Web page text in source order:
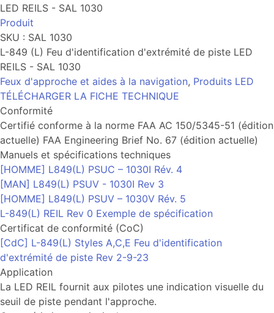
LED REILS - SAL 1030
Produit
SKU : SAL 1030
L-849 (L) Feu d'identification d'extrémité de piste LED
REILS - SAL 1030
Feux d'approche et aides à la navigation, Produits LED
TÉLÉCHARGER LA FICHE TECHNIQUE
Conformité
Certifié conforme à la norme FAA AC 150/5345-51 (édition
actuelle) FAA Engineering Brief No. 67 (édition actuelle)
Manuels et spécifications techniques
[HOMME] L849(L) PSUC – 1030I Rév. 4
[MAN] L849(L) PSUV - 1030I Rev 3
[HOMME] L849(L) PSUV – 1030V Rév. 5
L-849(L) REIL Rev 0 Exemple de spécification
Certificat de conformité (CoC)
[CdC] L-849(L) Styles A,C,E Feu d'identification
d'extrémité de piste Rev 2-9-23
Application
La LED REIL fournit aux pilotes une indication visuelle du
seuil de piste pendant l'approche.